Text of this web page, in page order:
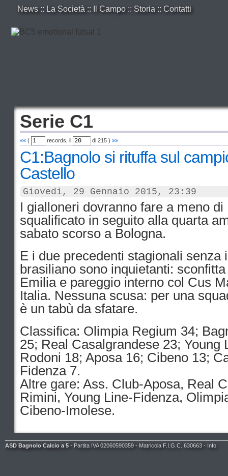
News :: La Società :: Il Campo :: Storia :: Contatti
Serie C1
«« ( records, il di 215 ) »»
C1:Bagnolo si rituffa sul
Castello
Giovedi, 29 Gennaio 2015, 23:39
I gialloneri dovranno fare a meno
squalificato in seguito alla quarta
sabato scorso a Bologna.
E i due precedenti stagionali senza
brasiliano sono inquietanti:
Emilia e pareggio interno col Cus
Italia. Nessuna scusa: per una
è un tabù da sfatare.
Classifica: Olimpia Regium 34;
25; Real Casalgrandese 23; Young
Rodoni 18; Aposa 16; Cibeno 13;
Fidenza 7.
Altre gare: Ass. Club-Aposa, Real
Rimini, Young Line-Fidenza,
Cibeno-Imolese.
ASD Bagnolo Calcio a 5 - Partita IVA 02060590359 - Matricola F.I.G.C. 630663 - Info